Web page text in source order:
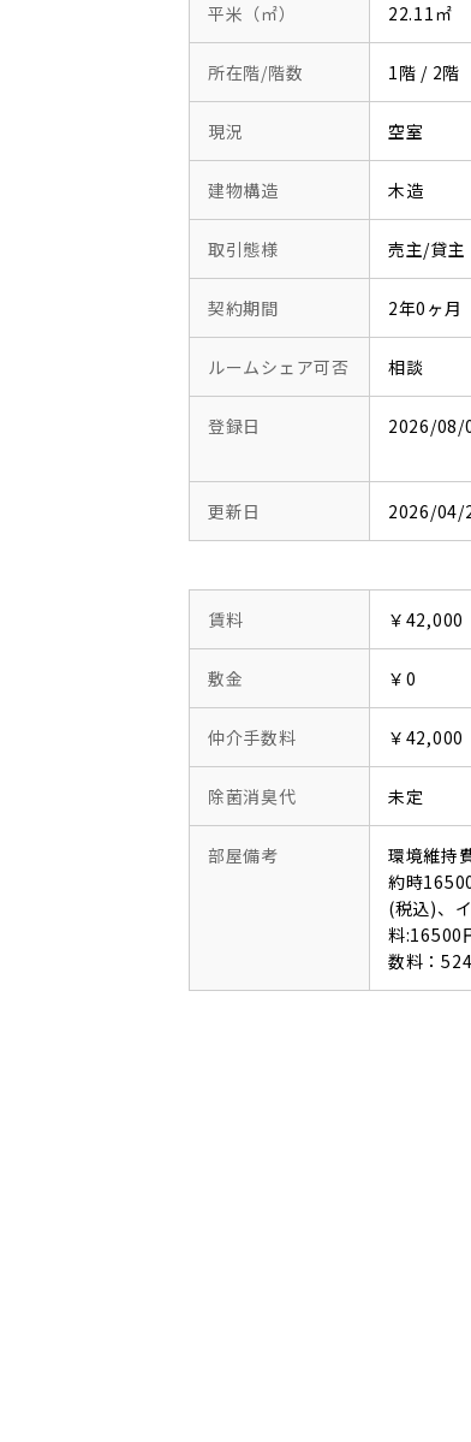
平米（㎡） 22.11㎡
所在階/階数 1階 / 2階
現況 空室
建物構造 木造
取引態様 売主/貸主
契約期間 2年0ヶ月
ルームシェア可否 相談
登録日 2026/08/
更新日 2026/04/
賃料 ￥42,000
敷金 ￥0
仲介手数料 ￥42,000
除菌消臭代 未定
部屋備考
環境維持
約時
(税込)、
料:16500
数料：